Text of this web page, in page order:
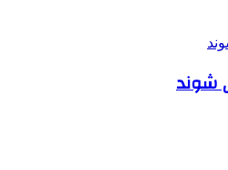
شوند